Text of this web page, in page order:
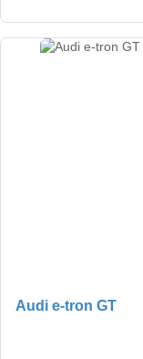
Audi e-tron GT